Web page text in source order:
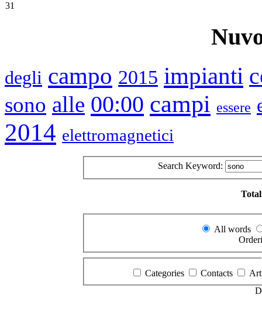
31
degli campo 2015 impianti
sono alle 00:00 campi essere
2014 elettromagnetici
Search Keyword:
All words
Categories Contacts